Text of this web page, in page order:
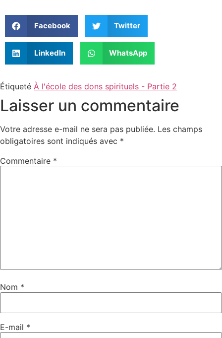
Facebook Twitter
LinkedIn WhatsApp
Étiqueté À l'école des dons spirituels - Partie 2
Laisser un commentaire
Votre adresse e-mail ne sera pas publiée. Les champs
obligatoires sont indiqués avec *
Commentaire *
Nom *
E-mail *